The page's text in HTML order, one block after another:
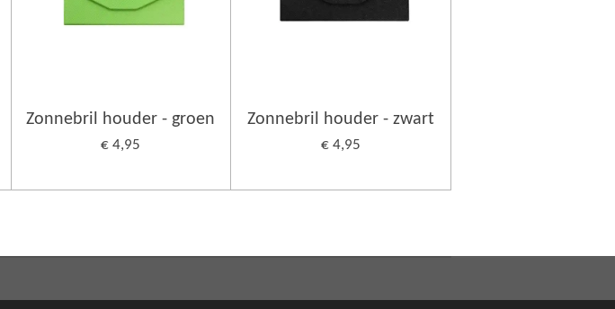
Zonnebril houder - groen
€ 4,95
Zonnebril houder - zwart
€ 4,95